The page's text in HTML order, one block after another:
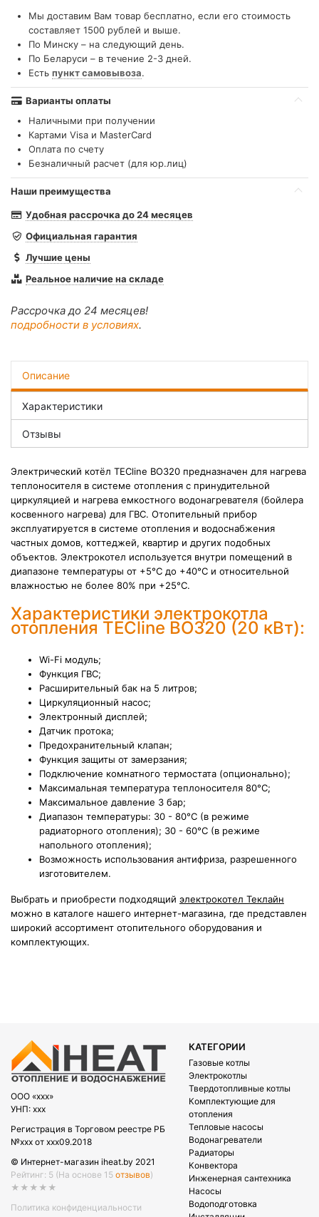
Мы доставим Вам товар бесплатно, если его стоимость
составляет 1500 рублей и выше.
По Минску – на следующий день.
По Беларуси – в течение 2-3 дней.
Есть пункт самовывоза.
Варианты оплаты
Наличными при получении
Картами Visa и MasterCard
Оплата по счету
Безналичный расчет (для юр.лиц)
Наши преимущества
Удобная рассрочка до 24 месяцев
Официальная гарантия
Лучшие цены
Реальное наличие на складе
Рассрочка до 24 месяцев!
подробности в условиях.
Описание
Характеристики
Отзывы
Электрический котёл TECline BO320 предназначен для нагрева
теплоносителя в системе отопления с принудительной
циркуляцией и нагрева емкостного водонагревателя (бойлера
косвенного нагрева) для ГВС. Отопительный прибор
эксплуатируется в системе отопления и водоснабжения
частных домов, коттеджей, квартир и других подобных
объектов. Электрокотел используется внутри помещений в
диапазоне температуры от +5°С до +40°С и относительной
влажностью не более 80% при +25°С.
Характеристики электрокотла
отопления TECline BO320 (20 кВт):
Wi-Fi модуль;
Функция ГВС;
Расширительный бак на 5 литров;
Циркуляционный насос;
Электронный дисплей;
Датчик протока;
Предохранительный клапан;
Функция защиты от замерзания;
Подключение комнатного термостата (опционально);
Максимальная температура теплоносителя 80°С;
Максимальное давление 3 бар;
Диапазон температуры: 30 - 80°C (в режиме
радиаторного отопления); 30 - 60°C (в режиме
напольного отопления);
Возможность использования антифриза, разрешенного
изготовителем.
Выбрать и приобрести подходящий электрокотел Теклайн
можно в каталоге нашего интернет-магазина, где представлен
широкий ассортимент отопительного оборудования и
комплектующих.
OOO «xxx»
УНП: xxx
Регистрация в Торговом реестре РБ
№xxx от xxx09.2018
© Интернет-магазин iheat.by 2021
Рейтинг: 5 (На основе 15 отзывов)
★★★★★
Политика конфиденциальности
КАТЕГОРИИ
Газовые котлы
Электрокотлы
Твердотопливные котлы
Комплектующие для
отопления
Тепловые насосы
Водонагреватели
Радиаторы
Конвектора
Инженерная сантехника
Насосы
Водоподготовка